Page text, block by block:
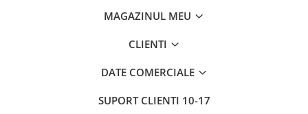
MAGAZINUL MEU
CLIENTI
DATE COMERCIALE
SUPORT CLIENTI 10-17